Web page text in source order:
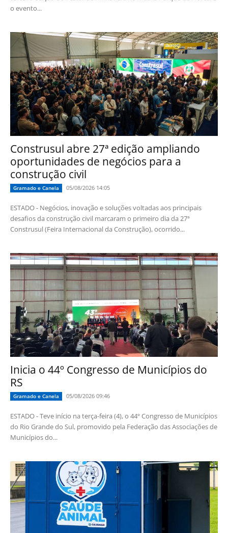
o evento...
Construsul abre 27ª edição ampliando
oportunidades de negócios para a
construção civil
Gramado e Canela 05/08/2026 14:05
ESTADO - Negócios, inovação e soluções voltadas aos principais
desafios da construção civil marcaram o primeiro dia da 27ª
Construsul (Feira Internacional da Construção), ocorrido...
Inicia o 44º Congresso de Municípios do
RS
Gramado e Canela 05/08/2026 09:46
ESTADO - Teve início na terça-feira (4), o 44º Congresso de Municípios
do Rio Grande do Sul, promovido pela Federação das Associações de
Municípios do...